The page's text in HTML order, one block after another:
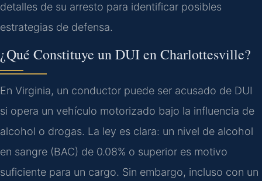
detalles de su arresto para identificar posibles
estrategias de defensa.
¿Qué Constituye un DUI en Charlottesville?
En Virginia, un conductor puede ser acusado de DUI
si opera un vehículo motorizado bajo la influencia de
alcohol o drogas. La ley es clara: un nivel de alcohol
en sangre (BAC) de 0.08% o superior es motivo
suficiente para un cargo. Sin embargo, incluso con un